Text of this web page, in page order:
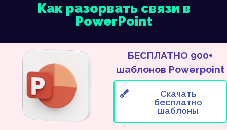
Как разорвать связи в
PowerPoint
БЕСПЛАТНО 900+
шаблонов Powerpoint
Скачать
бесплатно
шаблоны